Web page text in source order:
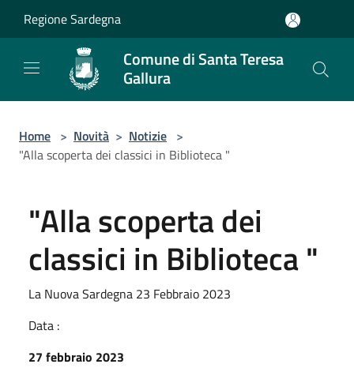
Regione Sardegna
Comune di Santa Teresa
Gallura
Home > Novità > Notizie >
"Alla scoperta dei classici in Biblioteca "
"Alla scoperta dei
classici in Biblioteca "
La Nuova Sardegna 23 Febbraio 2023
Data :
27 febbraio 2023